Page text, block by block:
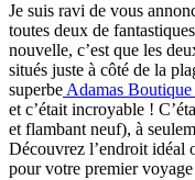
Je suis ravi de vous
toutes deux de
nouvelle, c’est que les
situés juste à côté de la
superbe Adamas
et c’était incroyable !
et flambant neuf), à
Découvrez l’endroit idéal
pour votre premier